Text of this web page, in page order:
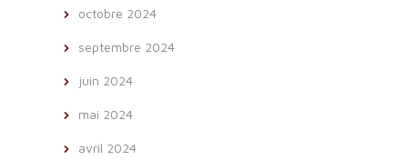
octobre 2024
septembre 2024
juin 2024
mai 2024
avril 2024